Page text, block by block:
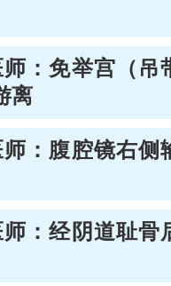
：免举宫（吊
离
：腹腔镜右侧
：经阴道耻骨